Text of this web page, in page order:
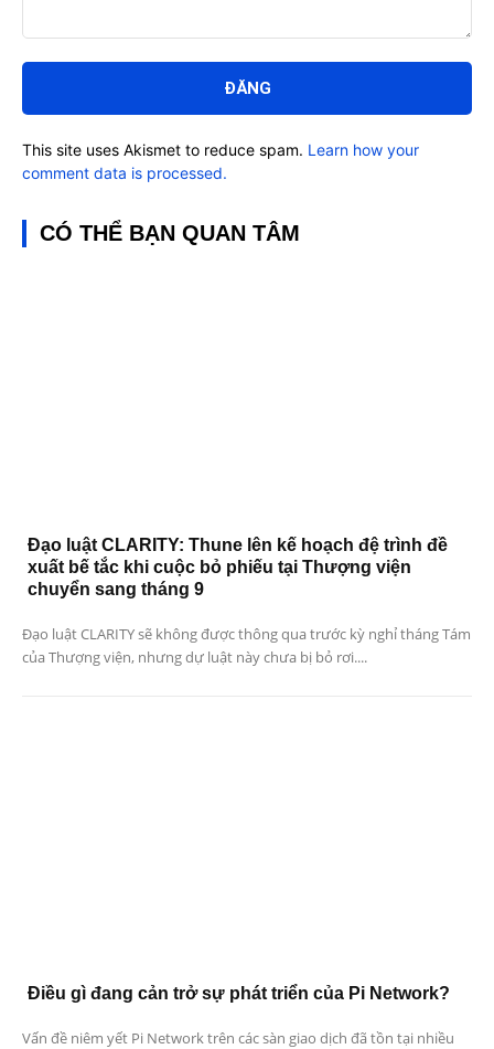
luận:
This site uses Akismet to reduce spam. Learn how your
comment data is processed.
CÓ THỂ BẠN QUAN TÂM
Đạo luật CLARITY: Thune lên kế hoạch đệ trình đề
xuất bế tắc khi cuộc bỏ phiếu tại Thượng viện
chuyển sang tháng 9
Đạo luật CLARITY sẽ không được thông qua trước kỳ nghỉ tháng Tám
của Thượng viện, nhưng dự luật này chưa bị bỏ rơi....
Điều gì đang cản trở sự phát triển của Pi Network?
Vấn đề niêm yết Pi Network trên các sàn giao dịch đã tồn tại nhiều